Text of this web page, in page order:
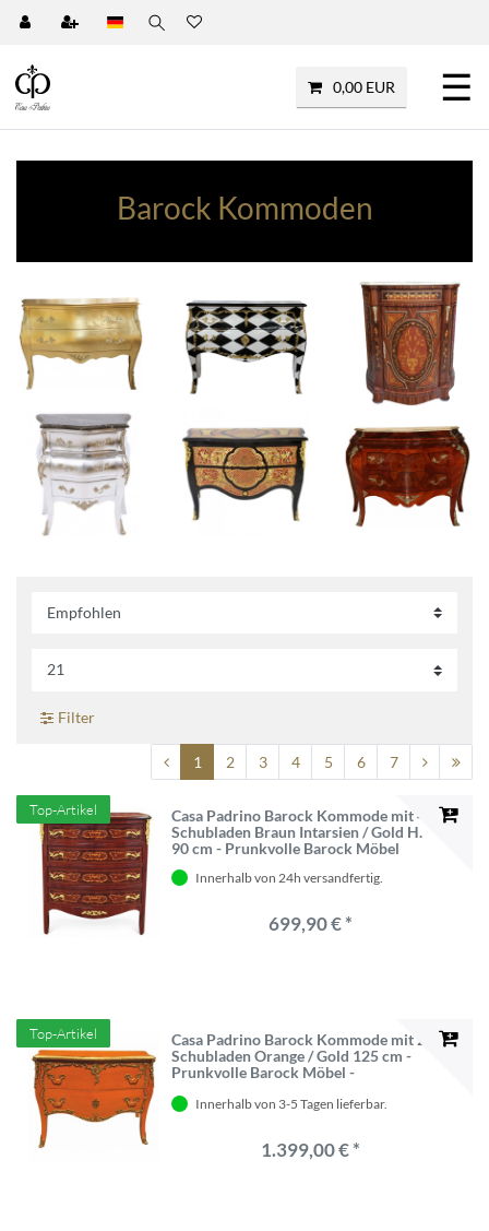
0,00 EUR ☰
Barock Kommoden
Filter
1 2 3 4 5 6 7
Top-Artikel
Casa Padrino Barock Kommode mit 4
Schubladen Braun Intarsien / Gold H.
90 cm - Prunkvolle Barock Möbel
Innerhalb von 24h versandfertig.
699,90 € *
Top-Artikel
Casa Padrino Barock Kommode mit 2
Schubladen Orange / Gold 125 cm -
Prunkvolle Barock Möbel -
Innerhalb von 3-5 Tagen lieferbar.
1.399,00 € *